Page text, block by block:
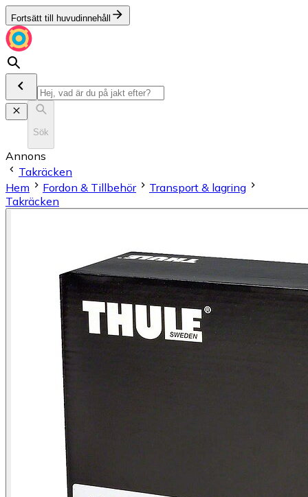
Fortsätt till huvudinnehåll
Sök
Annons
Takräcken
Hem
Fordon & Tillbehör
Transport & lagring
Takräcken